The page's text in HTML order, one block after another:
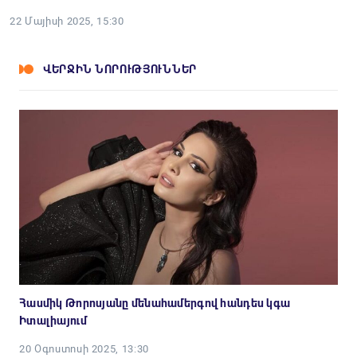
22 Մայիսի 2025, 15:30
ՎԵՐՋԻՆ ՆՈՐՈՒԹՅՈՒՆՆԵՐ
Հասմիկ Թորոսյանը մենահամերգով հանդես կգա
Իտալիայում
20 Օգոստոսի 2025, 13:30